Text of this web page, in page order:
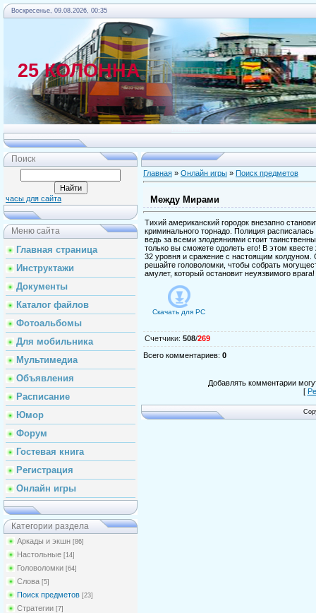
Воскресенье, 09.08.2026, 00:35
25 КОЛОННА
Поиск
часы для сайта
Меню сайта
Главная страница
Инструктажи
Документы
Каталог файлов
Фотоальбомы
Для мобильника
Мультимедиа
Объявления
Расписание
Юмор
Форум
Гостевая книга
Регистрация
Онлайн игры
Категории раздела
Аркады и экшн [86]
Настольные [14]
Головоломки [64]
Слова [5]
Поиск предметов [23]
Стратегии [7]
Главная » Онлайн игры » Поиск предметов
Между Мирами
Тихий американский городок внезапно
криминального торнадо. Полиция
ведь за всеми злодеяниями стоит
только вы сможете одолеть его! В этом
32 уровня и сражение с настоящим колдуном.
решайте головоломки, чтобы собрать
амулет, который остановит неуязвимого врага!
Скачать для PC
Счетчики: 508/269
Всего комментариев: 0
Добавлять комментарии
[